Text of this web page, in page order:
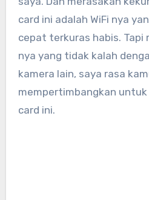
card ini adalah WiFi nya
cepat terkuras habis. Tapi
nya yang tidak kalah
kamera lain, saya rasa
mempertimbangkan
card ini.